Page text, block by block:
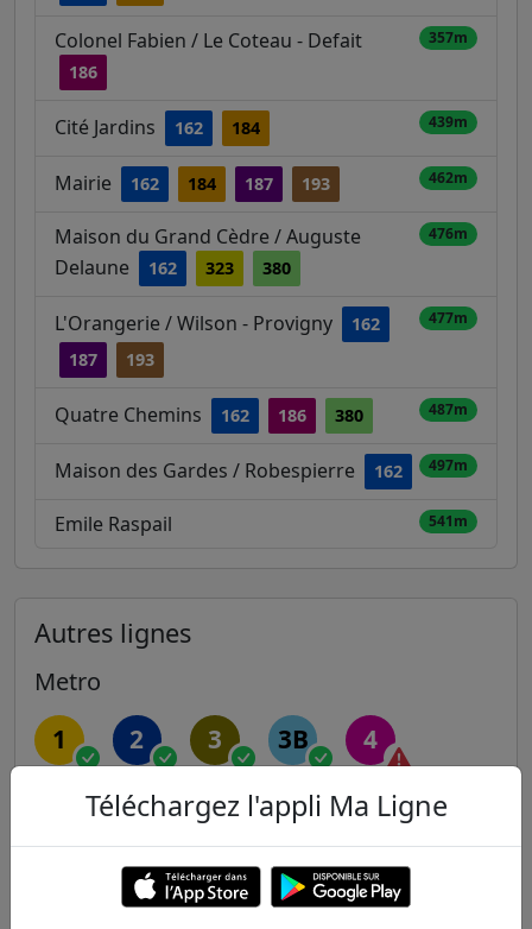
Colonel Fabien / Le Coteau - Defait
186
357m
Cité Jardins 162 184 439m
Mairie 162 184 187 193 462m
Maison du Grand Cèdre / Auguste
Delaune
162 323 380
476m
L'Orangerie / Wilson - Provigny
162
187
193
477m
Quatre Chemins 162 186 380 487m
Maison des Gardes / Robespierre 162 497m
Emile Raspail 541m
Autres lignes
Metro
1 2 3 3B 4
6 7 7B 8
10 11 12 13
Téléchargez l'appli Ma Ligne